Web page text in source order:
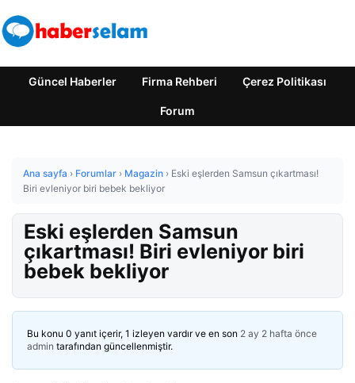
Güncel Haberler Firma Rehberi Çerez Politikası
Forum
Ana sayfa › Forumlar › Magazin › Eski eşlerden Samsun çıkartması!
Biri evleniyor biri bebek bekliyor
Eski eşlerden Samsun
çıkartması! Biri evleniyor biri
bebek bekliyor
Bu konu 0 yanıt içerir, 1 izleyen vardır ve en son 2 ay 2 hafta önce
admin tarafından güncellenmiştir.